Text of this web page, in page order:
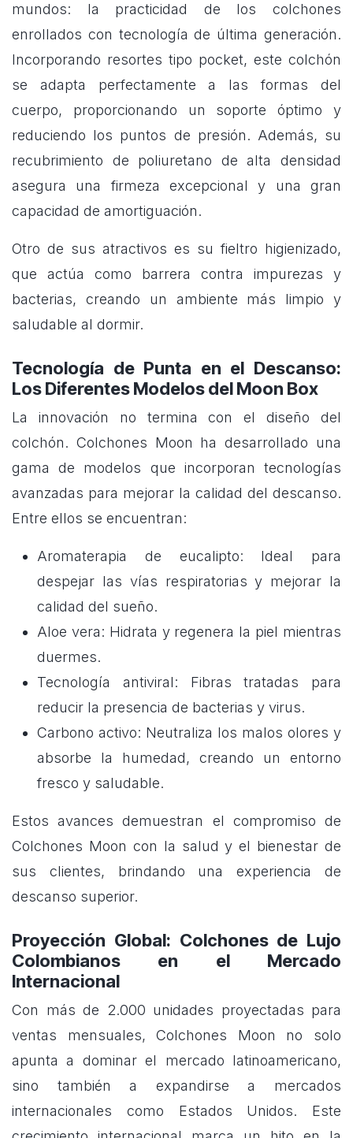
mundos: la practicidad de los colchones
enrollados con tecnología de última generación.
Incorporando resortes tipo pocket, este colchón
se adapta perfectamente a las formas del
cuerpo, proporcionando un soporte óptimo y
reduciendo los puntos de presión. Además, su
recubrimiento de poliuretano de alta densidad
asegura una firmeza excepcional y una gran
capacidad de amortiguación.
Otro de sus atractivos es su fieltro higienizado,
que actúa como barrera contra impurezas y
bacterias, creando un ambiente más limpio y
saludable al dormir.
Tecnología de Punta en el Descanso:
Los Diferentes Modelos del Moon Box
La innovación no termina con el diseño del
colchón. Colchones Moon ha desarrollado una
gama de modelos que incorporan tecnologías
avanzadas para mejorar la calidad del descanso.
Entre ellos se encuentran:
Aromaterapia de eucalipto: Ideal para
despejar las vías respiratorias y mejorar la
calidad del sueño.
Aloe vera: Hidrata y regenera la piel mientras
duermes.
Tecnología antiviral: Fibras tratadas para
reducir la presencia de bacterias y virus.
Carbono activo: Neutraliza los malos olores y
absorbe la humedad, creando un entorno
fresco y saludable.
Estos avances demuestran el compromiso de
Colchones Moon con la salud y el bienestar de
sus clientes, brindando una experiencia de
descanso superior.
Proyección Global: Colchones de Lujo
Colombianos en el Mercado
Internacional
Con más de 2.000 unidades proyectadas para
ventas mensuales, Colchones Moon no solo
apunta a dominar el mercado latinoamericano,
sino también a expandirse a mercados
internacionales como Estados Unidos. Este